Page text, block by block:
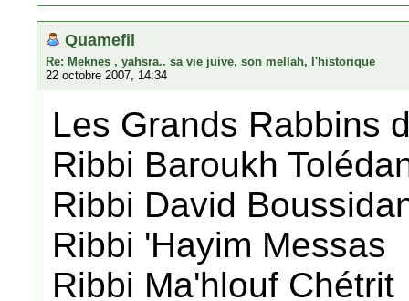
Quamefil
Re: Meknes , yahsra.. sa vie juive, son mellah, l'historique
22 octobre 2007, 14:34
Les Grands Rabbins
Ribbi Baroukh
Ribbi David
Ribbi 'Hayim Messas
Ribbi Ma'hlouf Chétrit